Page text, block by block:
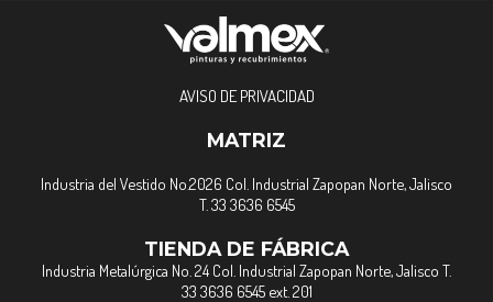
AVISO DE PRIVACIDAD
MATRIZ
Industria del Vestido No.2026 Col. Industrial Zapopan Norte, Jalisco
T. 33 3636 6545
TIENDA DE FÁBRICA
Industria Metalúrgica No. 24 Col. Industrial Zapopan Norte, Jalisco T.
33 3636 6545 ext. 201